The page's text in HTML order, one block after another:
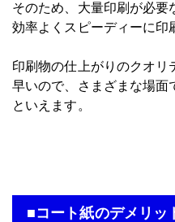
そのため、大量印刷が必要
効率よくスピーディーに印
印刷物の仕上がりのクオリ
早いので、さまざまな場面
といえます。
■コート紙のデメリッ